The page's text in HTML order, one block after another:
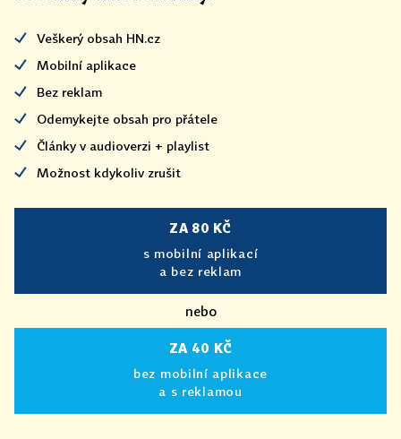
Veškerý obsah HN.cz
Mobilní aplikace
Bez reklam
Odemykejte obsah pro přátele
Články v audioverzi + playlist
Možnost kdykoliv zrušit
ZA 80 KČ
s mobilní aplikací
a bez reklam
nebo
ZA 40 KČ
bez mobilní aplikace
a s reklamou